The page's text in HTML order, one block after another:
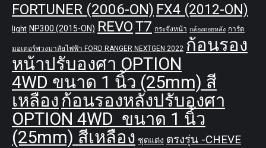
FORTUNER (2006-ON) FX4 (2012-ON)
light NP300 (2015-ON) REVOT7 กระจังหน้า กล้องถอยหลัง การ์ด
มอเตอร์พวงมาลัยไฟฟ้า FORD RANGER NEXTGEN 2022 ก้อนรอง
หน้าปรับองศา OPTION
4WD ขนาด 1 นิ้ว (25mm) สี
เหลือง ก้อนรองหลังปรับองศา
OPTION 4WD ขนาด 1 นิ้ว
(25mm) สีเหลือง ชุดแต่ง ตรงรุ่น -CHEVE